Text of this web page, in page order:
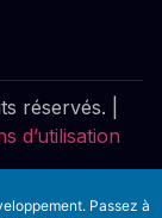
réservés. |
d’utilisation
Passez à